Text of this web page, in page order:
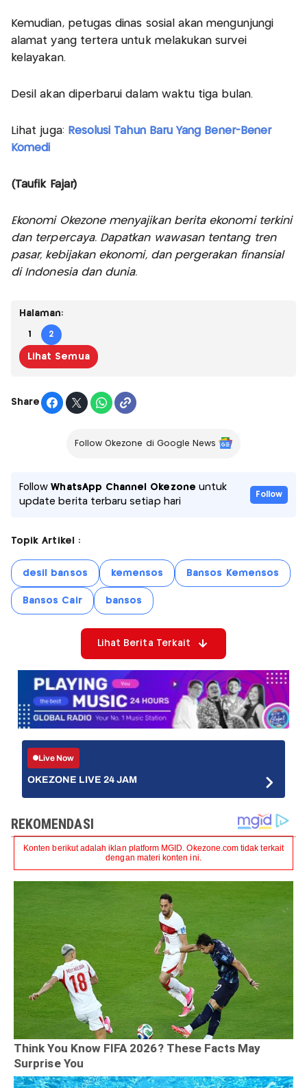
Kemudian, petugas dinas sosial akan mengunjungi
alamat yang tertera untuk melakukan survei
kelayakan.
Desil akan diperbarui dalam waktu tiga bulan.
Lihat juga: Resolusi Tahun Baru Yang Bener-Bener
Komedi
(Taufik Fajar)
Ekonomi Okezone menyajikan berita ekonomi terkini
dan terpercaya. Dapatkan wawasan tentang tren
pasar, kebijakan ekonomi, dan pergerakan finansial
di Indonesia dan dunia.
Halaman:
1 2
Lihat Semua
Share
Follow Okezone di Google News
FollowWhatsApp Channel Okezone untuk
update berita terbaru setiap hari
Follow
Topik Artikel :
desil bansos kemensos Bansos Kemensos
Bansos Cair bansos
Lihat Berita Terkait
Live Now
OKEZONE LIVE 24 JAM